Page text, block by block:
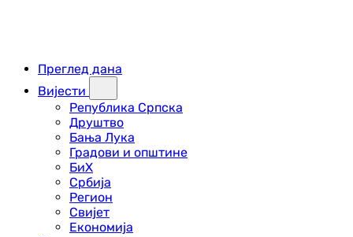
Преглед дана
Вијести
Република Српска
Друштво
Бања Лука
Градови и општине
БиХ
Србија
Регион
Свијет
Економија